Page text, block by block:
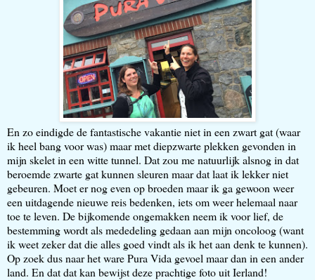
En zo eindigde de fantastische vakantie niet in een zwart gat (waar
ik heel bang voor was) maar met diepzwarte plekken gevonden in
mijn skelet in een witte tunnel. Dat zou me natuurlijk alsnog in dat
beroemde zwarte gat kunnen sleuren maar dat laat ik lekker niet
gebeuren. Moet er nog even op broeden maar ik ga gewoon weer
een uitdagende nieuwe reis bedenken, iets om weer helemaal naar
toe te leven. De bijkomende ongemakken neem ik voor lief, de
bestemming wordt als mededeling gedaan aan mijn oncoloog (want
ik weet zeker dat die alles goed vindt als ik het aan denk te kunnen).
Op zoek dus naar het ware Pura Vida gevoel maar dan in een ander
land. En dat dat kan bewijst deze prachtige foto uit Ierland!